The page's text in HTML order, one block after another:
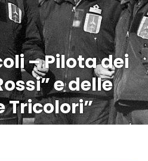
– Pilota dei
e delle
Tricolori”
sei qui: